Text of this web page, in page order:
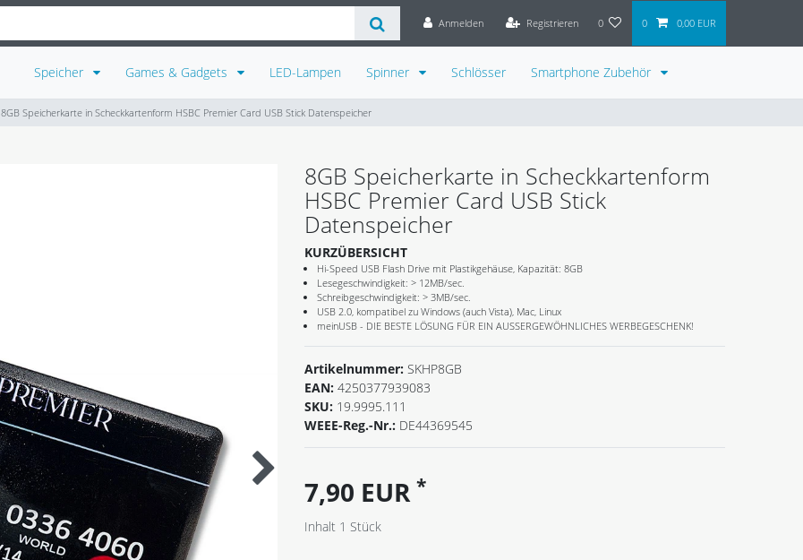
Anmelden Registrieren 0 0 0,00 EUR
Speicher Games & Gadgets LED-Lampen Spinner Schlösser Smartphone Zubehör
8GB Speicherkarte in Scheckkartenform HSBC Premier Card USB Stick Datenspeicher
8GB Speicherkarte in Scheckkartenform
HSBC Premier Card USB Stick
Datenspeicher
KURZÜBERSICHT
Hi-Speed USB Flash Drive mit Plastikgehäuse, Kapazität: 8GB
Lesegeschwindigkeit: > 12MB/sec.
Schreibgeschwindigkeit: > 3MB/sec.
USB 2.0, kompatibel zu Windows (auch Vista), Mac, Linux
meinUSB - DIE BESTE LÖSUNG FÜR EIN AUSSERGEWÖHNLICHES WERBEGESCHENK!
Artikelnummer: SKHP8GB
EAN: 4250377939083
SKU: 19.9995.111
WEEE-Reg.-Nr.: DE44369545
7,90 EUR *
Inhalt 1 Stück